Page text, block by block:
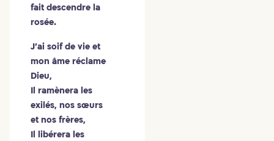
fait descendre la
rosée.
J’ai soif de vie et
mon âme réclame
Dieu,
Il ramènera les
exilés, nos sœurs
et nos frères,
Il libérera les